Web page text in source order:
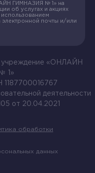
ГИМНАЗИЯ № 1» на
об услугах и акциях
почты и/или
учреждение «ОНЛАЙН
1»
деятельности
от 20.04.2021
обработки
данных